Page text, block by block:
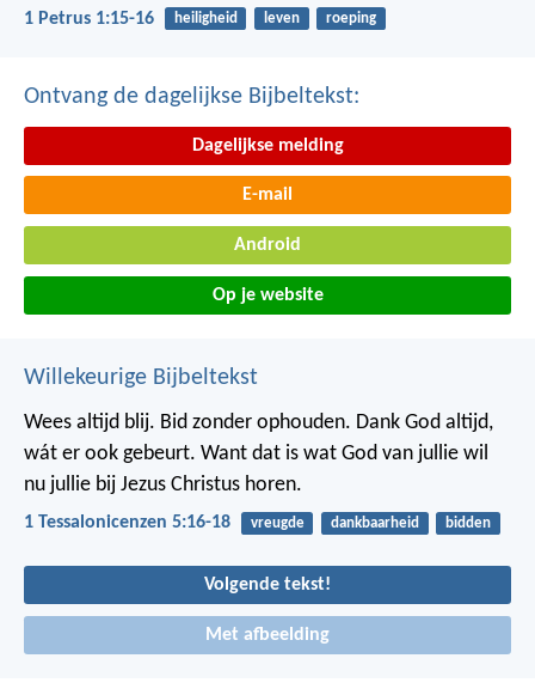
1 Petrus 1:15-16 heiligheid leven roeping
Ontvang de dagelijkse Bijbeltekst:
Dagelijkse melding
E-mail
Android
Op je website
Willekeurige Bijbeltekst
Wees altijd blij. Bid zonder ophouden. Dank God altijd,
wát er ook gebeurt. Want dat is wat God van jullie wil
nu jullie bij Jezus Christus horen.
1 Tessalonicenzen 5:16-18 vreugde dankbaarheid bidden
Volgende tekst!
Met afbeelding